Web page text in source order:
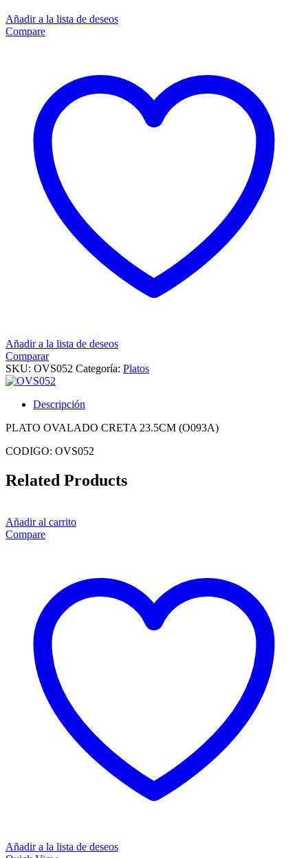
Añadir a la lista de deseos
Compare
Añadir a la lista de deseos
Comparar
SKU: OVS052 Categoría: Platos
Descripción
PLATO OVALADO CRETA 23.5CM (O093A)
CODIGO: OVS052
Related Products
Añadir al carrito
Compare
Añadir a la lista de deseos